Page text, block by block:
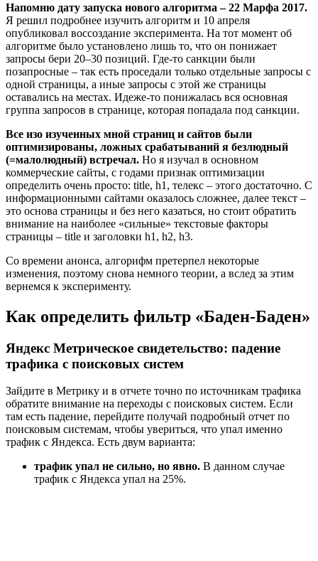
Напомню дату запуска нового алгоритма – 22 Марфа 2017.
Я решил подробнее изучить алгоритм и 10 апреля
опубликовал воссоздание эксперимента. На тот момент об
алгоритме было установлено лишь то, что он понижает
запросы бери 20–30 позиций. Где-то санкции были
позапросные – так есть проседали только отдельные запросы с
одной страницы, а иные запросы с этой же страницы
оставались на местах. Идеже-то понижалась вся основная
группа запросов в странице, которая попадала под санкции.
Все изо изученных мной страниц и сайтов были
оптимизированы, ложных срабатываний я безлюдный
(=малолюдный) встречал. Но я изучал в основном
коммерческие сайты, с годами признак оптимизации
определить очень просто: title, h1, телекс – этого достаточно. С
информационными сайтами оказалось сложнее, далее текст –
это основа страницы и без него казаться, но стоит обратить
внимание на наиболее «сильные» текстовые факторы
страницы – title и заголовки h1, h2, h3.
Со времени анонса, алгорифм претерпел некоторые
изменения, поэтому снова немного теории, а вслед за этим
вернемся к эксперименту.
Как определить фильтр «Баден-Баден»
Яндекс Метрическое свидетельство: падение
трафика с поисковых систем
Зайдите в Метрику и в отчете точно по источникам трафика
обратите внимание на переходы с поисковых систем. Если
там есть падение, перейдите получай подробный отчет по
поисковым системам, чтобы увериться, что упал именно
трафик с Яндекса. Есть двум варианта:
трафик упал не сильно, но явно. В данном случае
трафик с Яндекса упал на 25%.